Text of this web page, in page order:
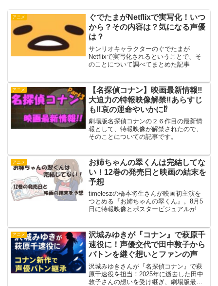
アニメ
ぐでたまがNetflixで実写化！いつ
から？その内容は？気になる声優
は？
サンリオキャラクターのぐでたまが
Netflixで実写化されるということで、そ
のことについて調べてまとめた記事
アニメ
【名探偵コナン】映画最新情報‼︎
大迫力の特報映像解禁‼︎あらすじ
も‼︎哀の運命やいかに⁉︎
劇場版名探偵コナンの２６作目の最新情
報として、特報映像が解禁されたので、
そのことについての記事です。
アニメ
お姉ちゃんの翠くんは完結してな
い！12巻の発売日と映画の結末を
予想
timeleszの橋本将生さんが映画初主演を
つとめる『お姉ちゃんの翠くん』。8月5
日に特報映像とポスタービジュアルが解
「もう完結してるの？」「最新刊は何巻
まで出てるの？」...
アニメ
沢城みゆきが『コナン』で萩原千
速役に！声優交代で田中敦子から
バトンを継ぐ想いとファンの声
沢城みゆきさんが『名探偵コナン』で萩
原千速役を担当！2025年に逝去した田中
敦子さんの想いを受け継ぎ、劇場版最新